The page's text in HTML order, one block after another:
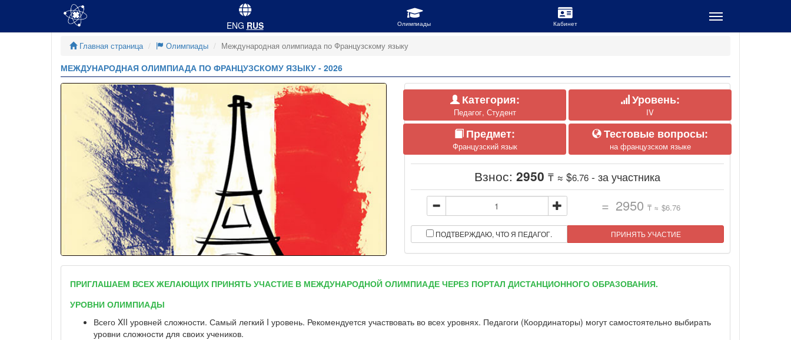
Главная страница Олимпиады Международная олимпиада по Французскому языку
МЕЖДУНАРОДНАЯ ОЛИМПИАДА ПО ФРАНЦУЗСКОМУ ЯЗЫКУ - 2026
Категория:
Педагог, Студент
Уровень:
IV
Предмет:
Французский язык
Тестовые вопросы:
на французском языке
Взнос: 2950 ₸ ≈ $6.76 - за участника
= 2950 ₸ ≈ $6.76
ПОДТВЕРЖДАЮ, ЧТО Я ПЕДАГОГ. ПРИНЯТЬ УЧАСТИЕ
ПРИГЛАШАЕМ ВСЕХ ЖЕЛАЮЩИХ ПРИНЯТЬ УЧАСТИЕ В МЕЖДУНАРОДНОЙ ОЛИМПИАДЕ ЧЕРЕЗ ПОРТАЛ ДИСТАНЦИОННОГО ОБРАЗОВАНИЯ.
УРОВНИ ОЛИМПИАДЫ
Всего XII уровней сложности. Самый легкий I уровень. Рекомендуется участвовать во всех уровнях. Педагоги (Координаторы) могут самостоятельно выбирать
уровни сложности для своих учеников.
ENG RUS